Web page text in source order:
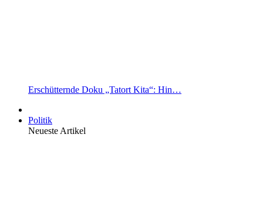
Erschütternde Doku „Tatort Kita“: Hin…
Politik
Neueste Artikel